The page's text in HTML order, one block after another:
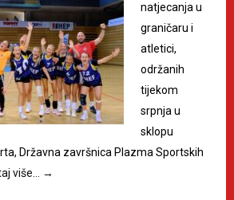
natjecanja u
graničaru i
atletici,
održanih
tijekom
srpnja u
sklopu
Državna završnica Plazma Sportskih
više… →